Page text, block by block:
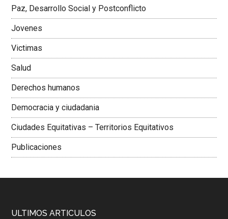
Paz, Desarrollo Social y Postconflicto
Jovenes
Victimas
Salud
Derechos humanos
Democracia y ciudadania
Ciudades Equitativas – Territorios Equitativos
Publicaciones
ULTIMOS ARTICULOS